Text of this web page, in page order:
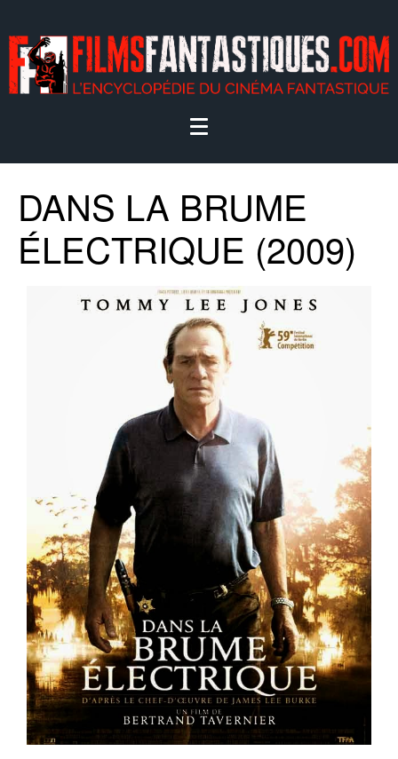
DANS LA BRUME
ÉLECTRIQUE (2009)